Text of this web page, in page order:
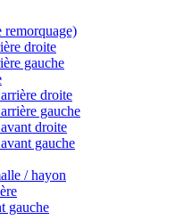
remorquage)
droite
gauche
droite
gauche
droite
gauche
/ hayon
gauche